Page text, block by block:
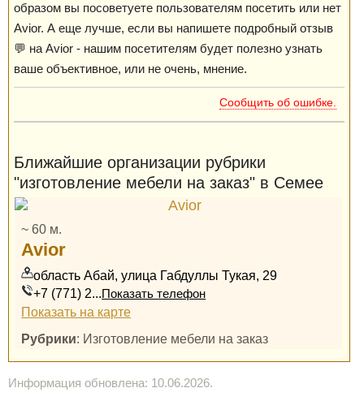
образом вы посоветуете пользователям посетить или нет
Avior. А еще лучше, если вы напишете подробный отзыв
💬 на Avior - нашим посетителям будет полезно узнать
ваше объективное, или не очень, мнение.
Сообщить об ошибке.
Ближайшие организации рубрики
"изготовление мебели на заказ" в Семее
~ 60 м.
Avior
область Абай, улица Габдуллы Тукая, 29
+7 (771) 2...Показать телефон
Показать на карте
Рубрики: Изготовление мебели на заказ
Информация обновлена: 10.06.2026.